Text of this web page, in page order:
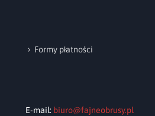
Formy płatności
E-mail: biuro@fajneobrusy.pl